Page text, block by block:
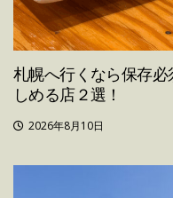
札幌へ行くなら保存
しめる店２選！
2026年8月10日